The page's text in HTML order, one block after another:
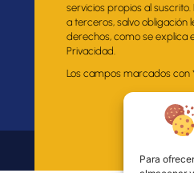
Para
servicios propios al
a terceros, salvo obligación
derechos, como se explica
Privacidad.
Los campos marcados con